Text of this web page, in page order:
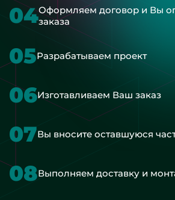
04Оформляем договор и Вы
заказа
05Разрабатываем проект
06Изготавливаем Ваш заказ
07Вы вносите оставшуюся
08Выполняем доставку и